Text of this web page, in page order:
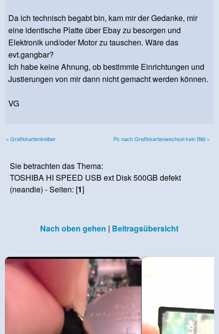
Da ich technisch begabt bin, kam mir der Gedanke, mir
eine identische Platte über Ebay zu besorgen und
Elektronik und/oder Motor zu tauschen. Wäre das
evt.gangbar?
Ich habe keine Ahnung, ob bestimmte Einrichtungen und
Justierungen von mir dann nicht gemacht werden können.
VG
« Grafikkartentreiber Pc nach Grafikkartenwechsel kein Bild »
Sie betrachten das Thema:
TOSHIBA HI SPEED USB ext Disk 500GB defekt
(neandie) - Seiten: [1]
Nach oben gehen | Beitragsübersicht